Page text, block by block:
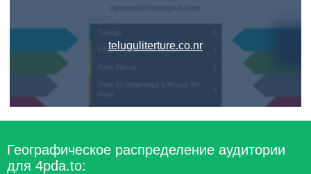
teluguliterture.co.nr
Географическое распределение аудитории
для 4pda.to: